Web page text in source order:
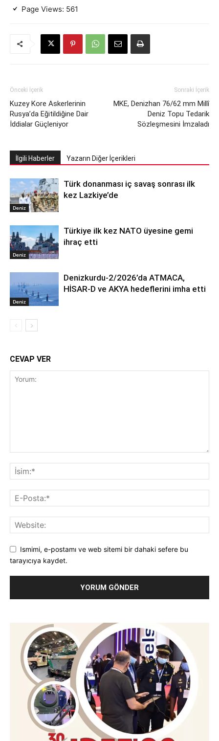
Page Views: 561
Önceki İçerik
Kuzey Kore Askerlerinin
Rusya’da Eğitildiğine Dair
İddialar Güçleniyor
Sonraki İçerik
MKE, Denizhan 76/62 mm Millî
Deniz Topu Tedarik
Sözleşmesini İmzaladı
İlgili Haberler Yazarın Diğer İçerikleri
Deniz
Türk donanması iç savaş sonrası ilk
kez Lazkiye’de
Deniz
Türkiye ilk kez NATO üyesine gemi
ihraç etti
Deniz
Denizkurdu-2/2026’da ATMACA,
HİSAR-D ve AKYA hedeflerini imha etti
CEVAP VER
Ismimi, e-postamı ve web sitemi bir dahaki sefere bu
tarayıcıya kaydet.